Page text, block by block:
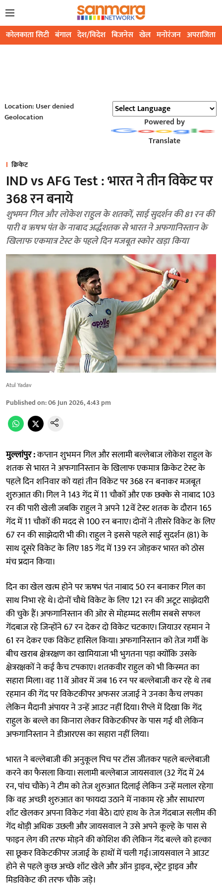
कोलकाता सिटी बंगाल देश/विदेश बिजनेस खेल मनोरंजन अपराजिता
Location: User denied
Geolocation
Powered by
Translate
क्रिकेट
IND vs AFG Test : भारत ने तीन विकेट पर
368 रन बनाये
शुभमन गिल और लोकेश राहुल के शतकों, साई सुदर्शन की 81 रन की
पारी व ऋषभ पंत के नाबाद अर्द्धशतक से भारत ने अफगानिस्तान के
खिलाफ एकमात्र टेस्ट के पहले दिन मजबूत स्कोर खड़ा किया
Atul Yadav
Published on:06 Jun 2026, 4:43 pm
मुल्लांपुर :कप्तान शुभमन गिल और सलामी बल्लेबाज लोकेश राहुल के
शतक से भारत ने अफगानिस्तान के खिलाफ एकमात्र क्रिकेट टेस्ट के
पहले दिन शनिवार को यहां तीन विकेट पर 368 रन बनाकर मजबूत
शुरुआत की। गिल ने 143 गेंद में 11 चौकों और एक छक्के से नाबाद 103
रन की पारी खेली जबकि राहुल ने अपने 12वें टेस्ट शतक के दौरान 165
गेंद में 11 चौकों की मदद से 100 रन बनाए। दोनों ने तीसरे विकेट के लिए
67 रन की साझेदारी भी की। राहुल ने इससे पहले साई सुदर्शन (81) के
साथ दूसरे विकेट के लिए 185 गेंद में 139 रन जोड़कर भारत को ठोस
मंच प्रदान किया।
दिन का खेल खत्म होने पर ऋषभ पंत नाबाद 50 रन बनाकर गिल का
साथ निभा रहे थे। दोनों चौथे विकेट के लिए 121 रन की अटूट साझेदारी
की चुके हैं। अफगानिस्तान की ओर से मोहम्मद सलीम सबसे सफल
गेंदबाज रहे जिन्होंने 67 रन देकर दो विकेट चटकाए। जियाउर रहमान ने
61 रन देकर एक विकेट हासिल किया। अफगानिस्तान को तेज गर्मी के
बीच खराब क्षेत्ररक्षण का खामियाजा भी भुगतना पड़ा क्योंकि उसके
क्षेत्ररक्षकों ने कई कैच टपकाए। शतकवीर राहुल को भी किस्मत का
सहारा मिला। वह 11वें ओवर में जब 16 रन पर बल्लेबाजी कर रहे थे तब
रहमान की गेंद पर विकेटकीपर अफसर जजाई ने उनका कैच लपका
लेकिन मैदानी अंपायर ने उन्हें आउट नहीं दिया। रीप्ले में दिखा कि गेंद
राहुल के बल्ले का किनारा लेकर विकेटकीपर के पास गई थी लेकिन
अफगानिस्तान ने डीआरएस का सहारा नहीं लिया।
भारत ने बल्लेबाजी की अनुकूल पिच पर टॉस जीतकर पहले बल्लेबाजी
करने का फैसला किया। सलामी बल्लेबाज जायसवाल (32 गेंद में 24
रन, पांच चौके) ने टीम को तेज शुरुआत दिलाई लेकिन उन्हें मलाल रहेगा
कि वह अच्छी शुरुआत का फायदा उठाने में नाकाम रहे और साधारण
शॉट खेलकर अपना विकेट गंवा बैठे। दाएं हाथ के तेज गेंदबाज सलीम की
गेंद थोड़ी अधिक उछली और जायसवाल ने उसे अपने कूल्हे के पास से
फाइन लेग की तरफ मोड़ने की कोशिश की लेकिन गेंद बल्ले को हल्का
सा छूकर विकेटकीपर जजाई के हाथों में चली गई।जायसवाल ने आउट
होने से पहले कुछ अच्छे शॉट खेले और ऑन ड्राइव, स्ट्रेट ड्राइव और
मिडविकेट की तरफ चौके जड़े।